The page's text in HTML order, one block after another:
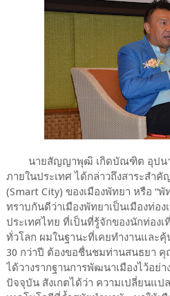
นายสัญญาพุฒิ เกิดบัณฑิต อุปนา
ภายในประเทศ ได้กล่าวถึงสาระสำ
(Smart City) ของเมืองพัทยา หรือ “พั
ทราบกันดีว่าเมืองพัทยาเป็นเมืองท่อ
ประเทศไทย ที่เป็นที่รู้จักของนักท่องเ
ทั่วโลก ผมในฐานะที่เคยทำงานและ
30 กว่าปี ต้องขอชื่นชมท่านสนธยา
ได้วางรากฐานการพัฒนาเมืองไว้อย่
ปัจจุบัน สังเกตได้ว่า ความเปลี่ยนแป